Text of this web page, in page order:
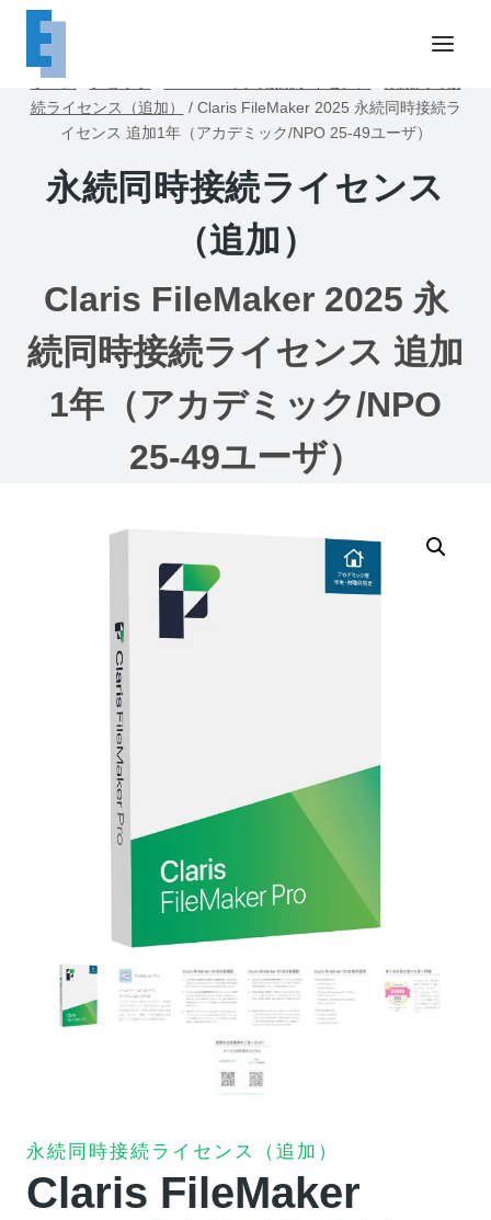
ホーム
続ライセンス（追加）
/ Claris FileMaker 2025 永続同時接続ラ
イセンス 追加1年（アカデミック/NPO 25-49ユーザ）
永続同時接続ライセンス
（追加）
Claris FileMaker 2025 永
続同時接続ライセンス 追加
1年（アカデミック/NPO
25-49ユーザ）
永続同時接続ライセンス（追加）
Claris FileMaker